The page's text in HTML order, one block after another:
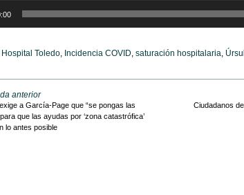
Hospital Toledo, Incidencia COVID, saturación hospitalaria,
anterior
a García-Page que “se pongas las
que las ayudas por ‘zona catastrófica’
lo antes posible
Ciudadanos